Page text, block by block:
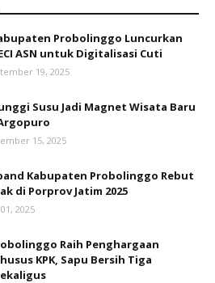
Probolinggo Luncurkan
ASN untuk Digitalisasi Cuti
19, 2025
Susu Jadi Magnet Wisata Baru
15, 2025
Kabupaten Probolinggo Rebut
di Porprov Jatim 2025
2025
Raih Penghargaan
KPK, Sapu Bersih Tiga